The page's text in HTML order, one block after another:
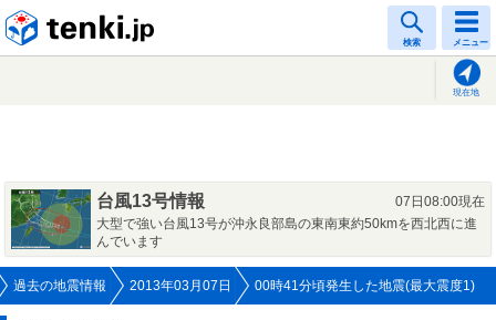
検索 メニュー
現在地
台風13号情報
07日08:00現在
大型で強い台風13号が沖永良部島の東南東約50kmを西北西に進
んでいます
過去の地震情報 2013年03月07日 00時41分頃発生した地震(最大震度1)